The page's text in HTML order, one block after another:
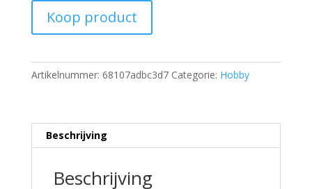
Koop product
Artikelnummer: 68107adbc3d7 Categorie: Hobby
Beschrijving
Beschrijving